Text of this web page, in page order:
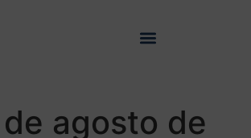
agosto de